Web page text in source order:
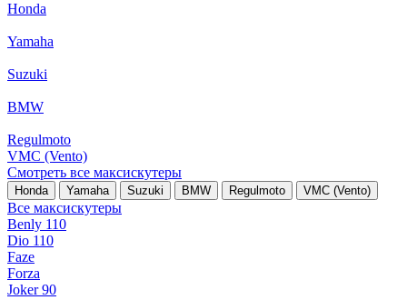
Honda
Yamaha
Suzuki
BMW
Regulmoto
VMC (Vento)
Смотреть все максискутеры
Honda Yamaha Suzuki BMW Regulmoto VMC (Vento)
Все максискутеры
Benly 110
Dio 110
Faze
Forza
Joker 90